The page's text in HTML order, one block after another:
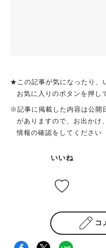
★この記事が気になったり、
お気に入りのボタンを押し
※記事に掲載した内容は公開
がありますので、お出かけ
情報の確認をしてください
いいね
コ